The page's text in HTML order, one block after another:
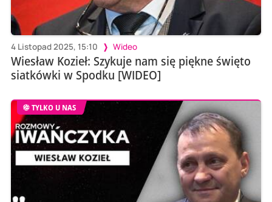
4 Listopad 2025, 15:10 Wideo
Wiesław Kozieł: Szykuje nam się piękne święto
siatkówki w Spodku [WIDEO]
TYLKO U NAS